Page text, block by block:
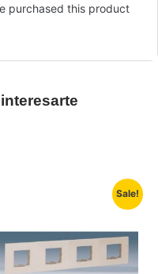
purchased this product
Sale!